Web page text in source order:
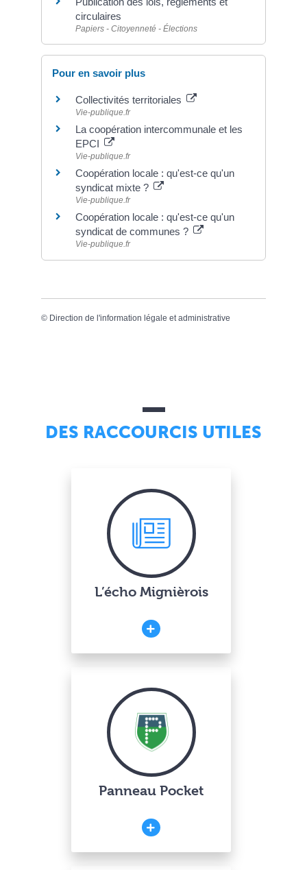
circulaires
Papiers - Citoyenneté - Élections
Pour en savoir plus
Collectivités territoriales
Vie-publique.fr
La coopération intercommunale et les
EPCI
Vie-publique.fr
Coopération locale : qu'est-ce qu'un
syndicat mixte ?
Vie-publique.fr
Coopération locale : qu'est-ce qu'un
syndicat de communes ?
Vie-publique.fr
© Direction de l'information légale et administrative
DES RACCOURCIS UTILES
L’écho Mignièrois
Panneau Pocket